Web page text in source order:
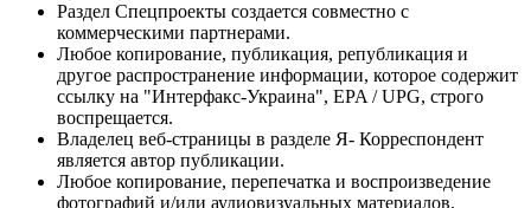
Раздел Спецпроекты создается совместно с
коммерческими партнерами.
Любое копирование, публикация, републикация и
другое распространение информации, которое содержит
ссылку на "Интерфакс-Украина", EPA / UPG, строго
воспрещается.
Владелец веб-страницы в разделе Я- Корреспондент
является автор публикации.
Любое копирование, перепечатка и воспроизведение
фотографий и/или аудиовизуальных материалов,